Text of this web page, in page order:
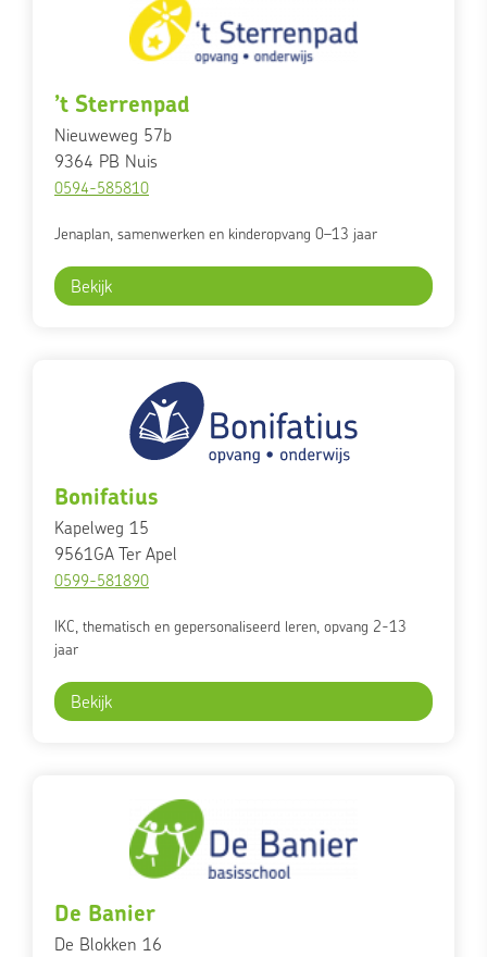
’t Sterrenpad
Nieuweweg 57b
9364 PB Nuis
0594-585810
Jenaplan, samenwerken en kinderopvang 0–13 jaar
Bekijk
Bonifatius
Kapelweg 15
9561GATer Apel
0599-581890
IKC, thematisch en gepersonaliseerd leren, opvang 2-13
jaar
Bekijk
De Banier
De Blokken 16